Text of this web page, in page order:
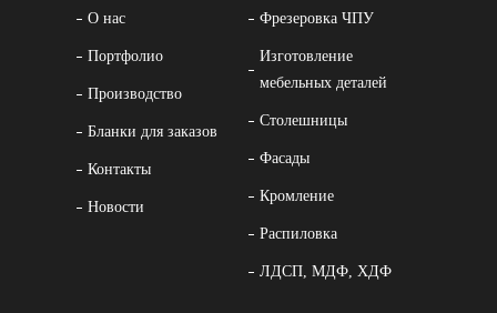
О нас
Портфолио
Производство
Бланки для заказов
Контакты
Новости
Фрезеровка ЧПУ
Изготовление
мебельных деталей
Столешницы
Фасады
Кромление
Распиловка
ЛДСП, МДФ, ХДФ